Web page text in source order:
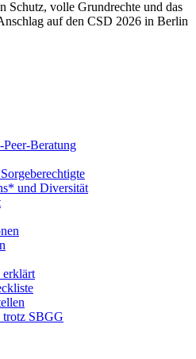
Schutz, volle Grundrechte und das
auf den CSD 2026 in Berlin
Peer-Beratung
und Diversität
erklärt
trotz SBGG